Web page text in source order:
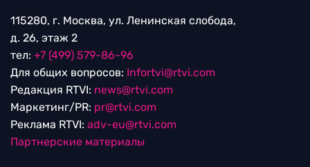
115280, г. Москва, ул. Ленинская слобода,
д. 26, этаж 2
тел: +7 (499) 579-86-96
Для общих вопросов: Infortvi@rtvi.com
Редакция RTVI: news@rtvi.com
Маркетинг/PR: pr@rtvi.com
Реклама RTVI: adv-eu@rtvi.com
Партнерские материалы